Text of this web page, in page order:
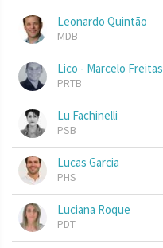
Leonardo Quintão
MDB
Lico - Marcelo Freitas
PRTB
Lu Fachinelli
PSB
Lucas Garcia
PHS
Luciana Roque
PDT